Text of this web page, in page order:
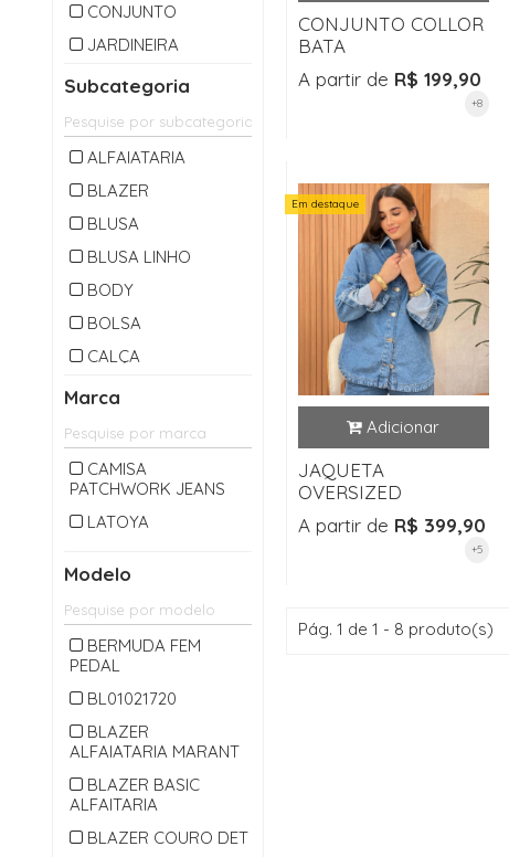
CONJUNTO
JARDINEIRA
MACACAO
PARKA
Subcategoria
ALFAIATARIA
BLAZER
BLUSA
BLUSA LINHO
BODY
BOLSA
CALÇA
CALÇA LONGA
CARDIGAM
CASACO
CASAQUETO
CINTO
COLETE
CONJUNTO
CROPPED
JAQUETA
JARDINEIRA
JEANS
Marca
CAMISA
PATCHWORK JEANS
LATOYA
Modelo
BERMUDA FEM
PEDAL
BL01021720
BLAZER
ALFAIATARIA MARANT
BLAZER BASIC
ALFAITARIA
BLAZER COURO DET
CONJUNTO COLLOR
BATA
A partir de R$ 199,90
+8
Em destaque
JAQUETA
OVERSIZED
A partir de R$ 399,90
+5
Pág. 1 de 1 - 8 produto(s)